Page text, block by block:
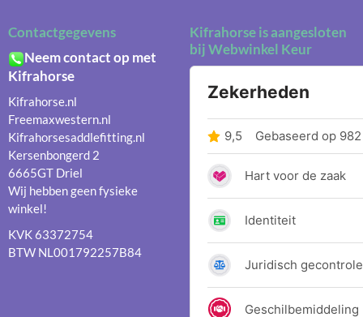
Contactgegevens
Neem contact op met
Kifrahorse
Kifrahorse.nl
Freemaxwestern.nl
Kifrahorsesaddlefitting.nl
Kersenbongerd 2
6665GT Driel
Wij hebben geen fysieke
winkel!
KVK 63372754
BTW NL001792257B84
Kifrahorse is aangesloten
bij Webwinkel Keur